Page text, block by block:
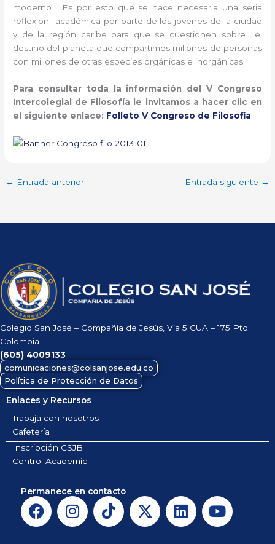
moderno. Es por esto que se hace necesaria una seria
reflexión académica por parte de los jóvenes de la ciudad
y de la región caribe para que se cuestionen sobre el
destino del planeta que compartimos millones de personas
con millones de otras especies orgánicas e inorgánicas.
Para consultar toda la información del V Congreso
Intercolegial de Filosofía le invitamos a hacer clic en
el siguiente enlace: Folleto V Congreso de Filosofia
← Entrada anterior Entrada siguiente →
Colegio San José – Compañía de Jesús, Vía 5 CUA – 175 Pto
Colombia
(605) 4009133
comunicaciones@colsanjose.edu.co
Política de Protección de Datos
Enlaces y Recursos
Trabaja con nosotros
Cafetería
Inscripción CSJB
Control Academic
Permanece en contacto
F
a
I
n
T
i
X
-
L
i
Y
o